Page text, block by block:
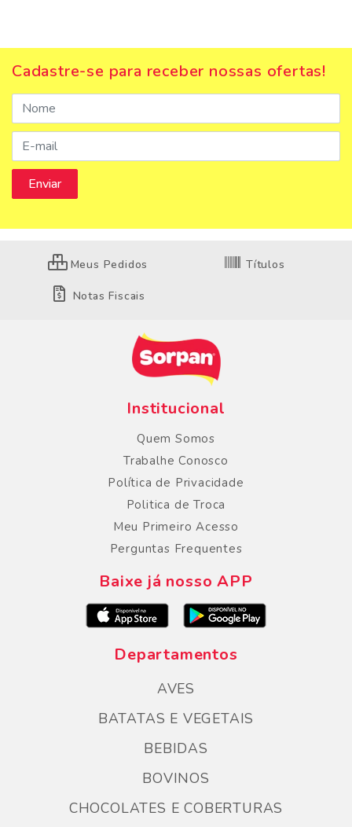
Cadastre-se para receber nossas ofertas!
Meus Pedidos Títulos
Notas Fiscais
Institucional
Quem Somos
Trabalhe Conosco
Política de Privacidade
Politica de Troca
Meu Primeiro Acesso
Perguntas Frequentes
Baixe já nosso APP
Departamentos
AVES
BATATAS E VEGETAIS
BEBIDAS
BOVINOS
CHOCOLATES E COBERTURAS